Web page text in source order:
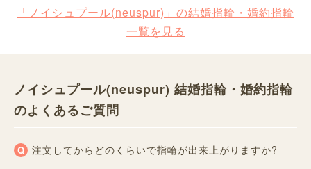
「ノイシュプール(neuspur)」の結婚指輪・婚約指輪
一覧を見る
ノイシュプール(neuspur) 結婚指輪・婚約指輪
のよくあるご質問
注文してからどのくらいで指輪が出来上がりますか?